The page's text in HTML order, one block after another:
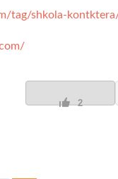
tag/shkola-
2